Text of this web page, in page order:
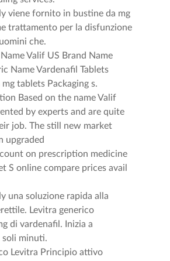
viene fornito in bustine da mg
trattamento per la disfunzione
che.
Valif US Brand Name
Name Vardenafil Tablets
mg tablets Packaging s.
Based on the name Valif
by experts and are quite
job. The still new market
upgraded
on prescription medicine
S online compare prices avail
una soluzione rapida alla
Levitra generico
di vardenafil. Inizia a
soli minuti.
Levitra Principio attivo